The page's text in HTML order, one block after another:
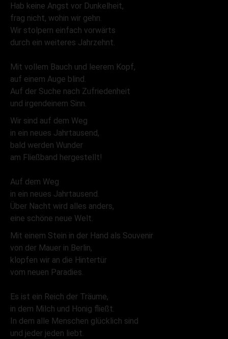
Hab keine Angst vor Dunkelheit,
frag nicht, wohin wir gehn.
Wir stolpern einfach vorwärts
durch ein weiteres Jahrzehnt.
Mit vollem Bauch und leerem Kopf,
auf einem Auge blind.
Auf der Suche nach Zufriedenheit
und irgendeinem Sinn.
Wir sind auf dem Weg
in ein neues Jahrtausend,
bald werden Wunder
am Fließband hergestellt!
Auf dem Weg
in ein neues Jahrtausend.
Über Nacht wird alles anders,
eine schöne neue Welt.
Mit einem Stein in der Hand als Souvenir
von der Mauer in Berlin,
klopfen wir an die Hintertür
vom neuen Paradies.
Es ist ein Reich der Träume,
in dem Milch und Honig fließt.
In dem alle Menschen glücklich sind
und jeder jeden liebt.